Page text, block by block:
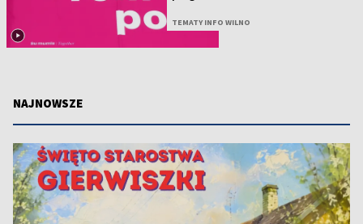
TEMATY INFO WILNO
NAJNOWSZE